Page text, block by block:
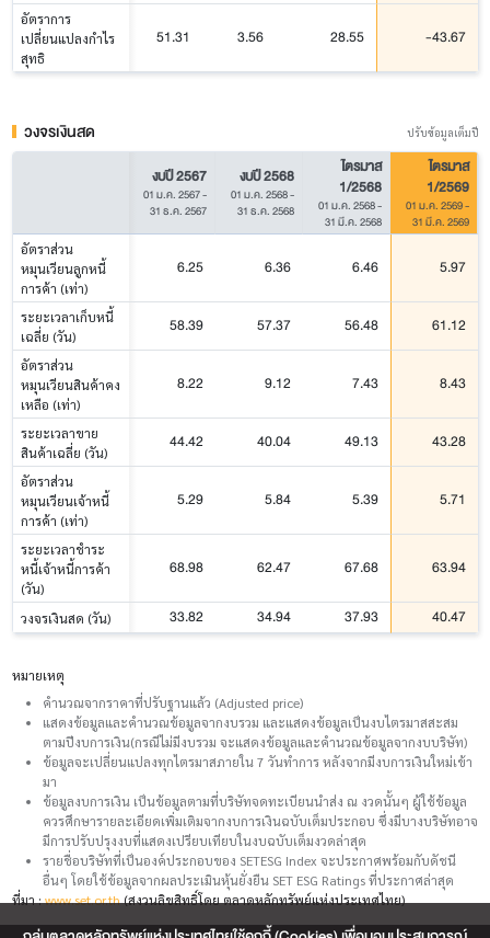
อัตราการ
เปลี่ยนแปลงกำไร
สุทธิ
51.31 3.56 28.55 -43.67
วงจรเงินสด ปรับข้อมูลเต็มปี
งบปี 2567
01 ม.ค. 2567-
31 ธ.ค. 2567
งบปี 2568
01 ม.ค. 2568-
31 ธ.ค. 2568
ไตรมาส
1/2568
01 ม.ค. 2568-
31 มี.ค. 2568
ไตรมาส
1/2569
01 ม.ค. 2569-
31 มี.ค. 2569
อัตราส่วน
หมุนเวียนลูกหนี้
การค้า (เท่า)
6.25 6.36 6.46 5.97
ระยะเวลาเก็บหนี้
เฉลี่ย (วัน)
58.39 57.37 56.48 61.12
อัตราส่วน
หมุนเวียนสินค้าคง
เหลือ (เท่า)
8.22 9.12 7.43 8.43
ระยะเวลาขาย
สินค้าเฉลี่ย (วัน)
44.42 40.04 49.13 43.28
อัตราส่วน
หมุนเวียนเจ้าหนี้
การค้า (เท่า)
5.29 5.84 5.39 5.71
ระยะเวลาชำระ
หนี้เจ้าหนี้การค้า
(วัน)
68.98 62.47 67.68 63.94
วงจรเงินสด (วัน) 33.82 34.94 37.93 40.47
หมายเหตุ
คำนวณจากราคาที่ปรับฐานแล้ว (Adjusted price)
แสดงข้อมูลและคำนวณข้อมูลจากงบรวม และแสดงข้อมูลเป็นงบไตรมาสสะสม
ตามปีงบการเงิน(กรณีไม่มีงบรวม จะแสดงข้อมูลและคำนวณข้อมูลจากงบบริษัท)
ข้อมูลจะเปลี่ยนแปลงทุกไตรมาสภายใน 7 วันทำการ หลังจากมีงบการเงินใหม่เข้า
มา
ข้อมูลงบการเงิน เป็นข้อมูลตามที่บริษัทจดทะเบียนนำส่ง ณ งวดนั้นๆ ผู้ใช้ข้อมูล
ควรศึกษารายละเอียดเพิ่มเติมจากงบการเงินฉบับเต็มประกอบ ซึ่งมีบางบริษัทอาจ
มีการปรับปรุงงบที่แสดงเปรียบเทียบในงบฉบับเต็มงวดล่าสุด
รายชื่อบริษัทที่เป็นองค์ประกอบของ SETESG Index จะประกาศพร้อมกับดัชนี
อื่นๆ โดยใช้ข้อมูลจากผลประเมินหุ้นยั่งยืน SET ESG Ratings ที่ประกาศล่าสุด
ที่มา :www.set.or.th(สงวนลิขสิทธิ์โดย ตลาดหลักทรัพย์แห่งประเทศไทย)